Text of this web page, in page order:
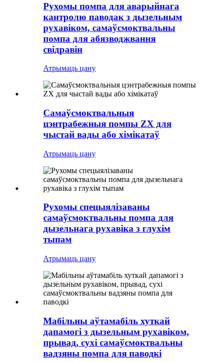
Рухомы помпа для аварыйнага
кантролю паводак з дызельным
рухавіком, самаўсмоктвальны
помпа для абязводжвання
свідравін
Атрымаць цану
Самаўсмоктвальныя
цэнтрабежныя помпы ZX для
чыстай вады або хімікатаў
Атрымаць цану
Рухомы спецыялізаваны
самаўсмоктвальны помпа для
дызельнага рухавіка з глухім
тыпам
Атрымаць цану
Мабільны аўтамабіль хуткай
дапамогі з дызельным рухавіком,
прывад, сухі самаўсмоктвальны
вадзяны помпа для паводкі